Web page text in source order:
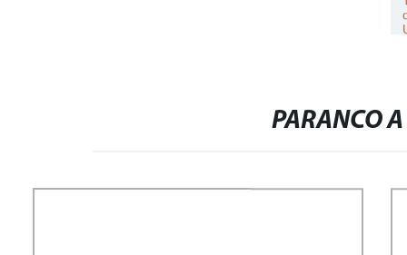
PARANCO